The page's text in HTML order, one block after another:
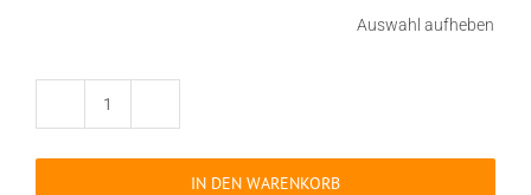
Auswahl aufheben
Verbotszeichen
Mitführen
IN DEN WARENKORB